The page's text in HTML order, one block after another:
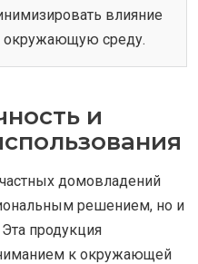
влияние
окружающую среду.
и
домовладений
решением, но и
продукция
к окружающей